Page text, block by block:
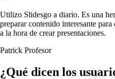
Utilizo Slidesgo a diario. Es una
preparar contenido interesante
a la hora de crear presentaciones.
Patrick Profesor
¿Qué dicen los